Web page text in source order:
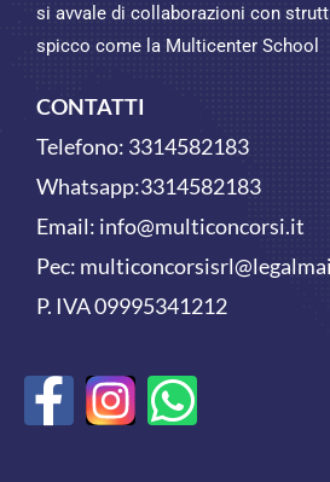
si avvale di collaborazioni con
spicco come la Multicenter School
CONTATTI
Telefono: 3314582183
Whatsapp:3314582183
Email: info@multiconcorsi.it
Pec:
P. IVA 09995341212
F
W